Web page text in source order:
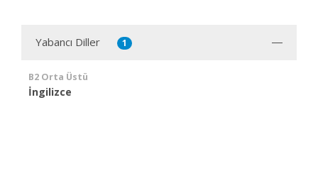
Yabancı Diller 1
B2 Orta Üstü
İngilizce